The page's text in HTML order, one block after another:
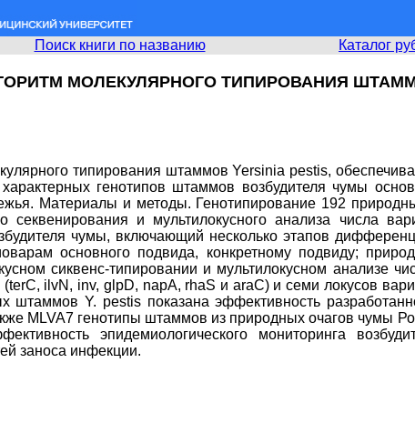
Поиск книги по названию Каталог
МОЛЕКУЛЯРНОГО ТИПИРОВАНИЯ
типирования штаммов Yersinia pestis,
генотипов штаммов возбудителя чумы
Материалы и методы. Генотипирование 192
и мультилокусного анализа числа
чумы, включающий несколько этапов
основного подвида, конкретному подвиду;
сиквенс-типировании и мультилокусном анализе
ilvN, inv, glpD, napA, rhaS и araC) и семи локусов
Y. pestis показана эффективность
MLVA7 генотипы штаммов из природных очагов чумы
эпидемиологического мониторинга
заноса инфекции.